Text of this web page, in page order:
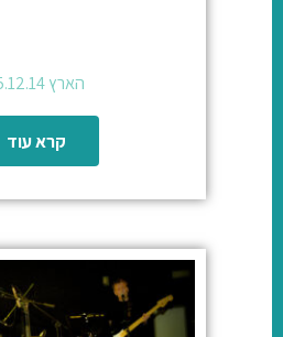
הארץ 15.12.14
קרא עוד